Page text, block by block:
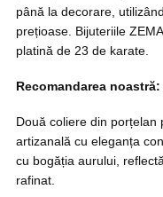
până la decorare,
prețioase. Bijuteriile
platină de 23 de karate.
Recomandarea noastră:
Două coliere din porțelan
artizanală cu eleganța
cu bogăția aurului,
rafinat.